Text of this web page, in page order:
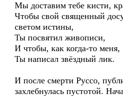
Мы доставим тебе кисти,
Чтобы свой священный
светом истины,
Ты посвятил живописи,
И чтобы, как когда-то меня,
Ты написал звёздный лик.
И после смерти Руссо,
захлебнулась пустотой.